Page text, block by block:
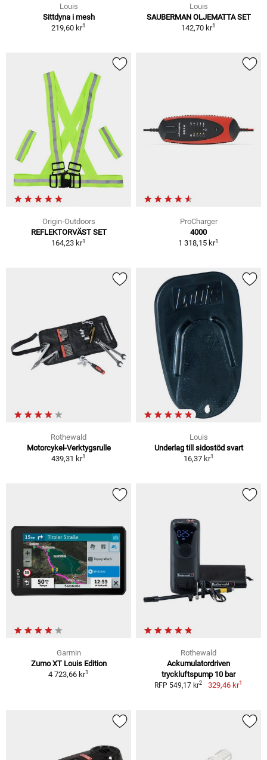
Louis
Sittdyna i mesh
219,60 kr1
Louis
SAUBERMAN OLJEMATTA SET
142,70 kr1
Origin-Outdoors
REFLEKTORVÄST SET
164,23 kr1
ProCharger
4000
1 318,15 kr1
Rothewald
Motorcykel-Verktygsrulle
439,31 kr1
Louis
Underlag till sidostöd svart
16,37 kr1
Garmin
Zumo XT Louis Edition
4 723,66 kr1
Rothewald
Ackumulatordriven
tryckluftspump 10 bar
RFP 549,17 kr2 329,46 kr1